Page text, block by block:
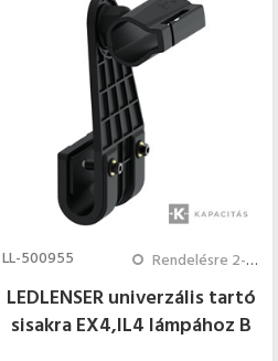
LL-500955 Rendelésre 2-3 hét
LEDLENSER univerzális tartó
sisakra EX4,IL4 lámpához B